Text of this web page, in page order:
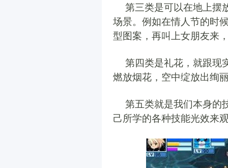
第三类是可以在地上摆
场景。例如在情人节的时
型图案，再叫上女朋友来
第四类是礼花，就跟现
燃放烟花，空中绽放出绚
第五类就是我们本身的
己所学的各种技能光效来